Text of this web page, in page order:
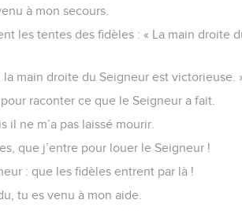
à mon secours.
les tentes des fidèles : « La main droite
main droite du Seigneur est victorieuse.
raconter ce que le Seigneur a fait.
il ne m’a pas laissé mourir.
que j’entre pour louer le Seigneur !
: que les fidèles entrent par là !
tu es venu à mon aide.